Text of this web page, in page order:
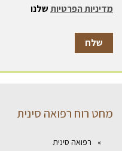
מדיניות הפרטיותשלנו
מחט רוח רפואה סינית
רפואה סינית